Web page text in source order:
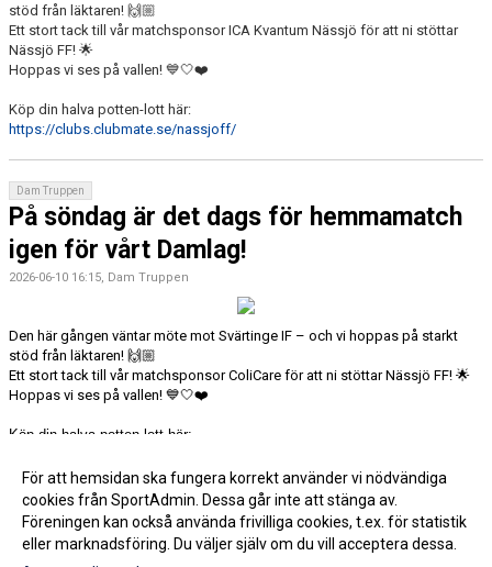
stöd från läktaren! 🙌🏼
Ett stort tack till vår matchsponsor ICA Kvantum Nässjö för att ni stöttar
Nässjö FF! 🌟
Hoppas vi ses på vallen! 💙🤍❤️
Köp din halva potten-lott här:
https://clubs.clubmate.se/nassjoff/
Dam Truppen
På söndag är det dags för hemmamatch
igen för vårt Damlag!
2026-06-10 16:15, Dam Truppen
Den här gången väntar möte mot Svärtinge IF – och vi hoppas på starkt
stöd från läktaren! 🙌🏼
Ett stort tack till vår matchsponsor ColiCare för att ni stöttar Nässjö FF! 🌟
Hoppas vi ses på vallen! 💙🤍❤️
Köp din halva potten-lott här:
Fler nyheter >>
För att hemsidan ska fungera korrekt använder vi nödvändiga
cookies från SportAdmin. Dessa går inte att stänga av.
Föreningen kan också använda frivilliga cookies, t.ex. för statistik
eller marknadsföring. Du väljer själv om du vill acceptera dessa.